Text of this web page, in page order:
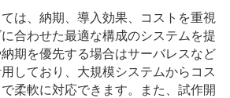
は、納期、導入効果、コストを重視
合わせた最適な構成のシステムを提
期を優先する場合はサーバレスなど
しており、大規模システムからコス
柔軟に対応できます。また、試作開